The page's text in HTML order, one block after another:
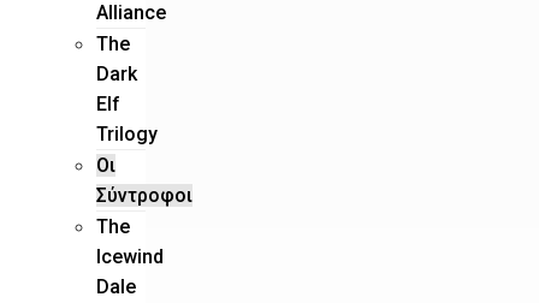
Alliance
The
Dark
Elf
Trilogy
Οι
Σύντροφοι
The
Icewind
Dale